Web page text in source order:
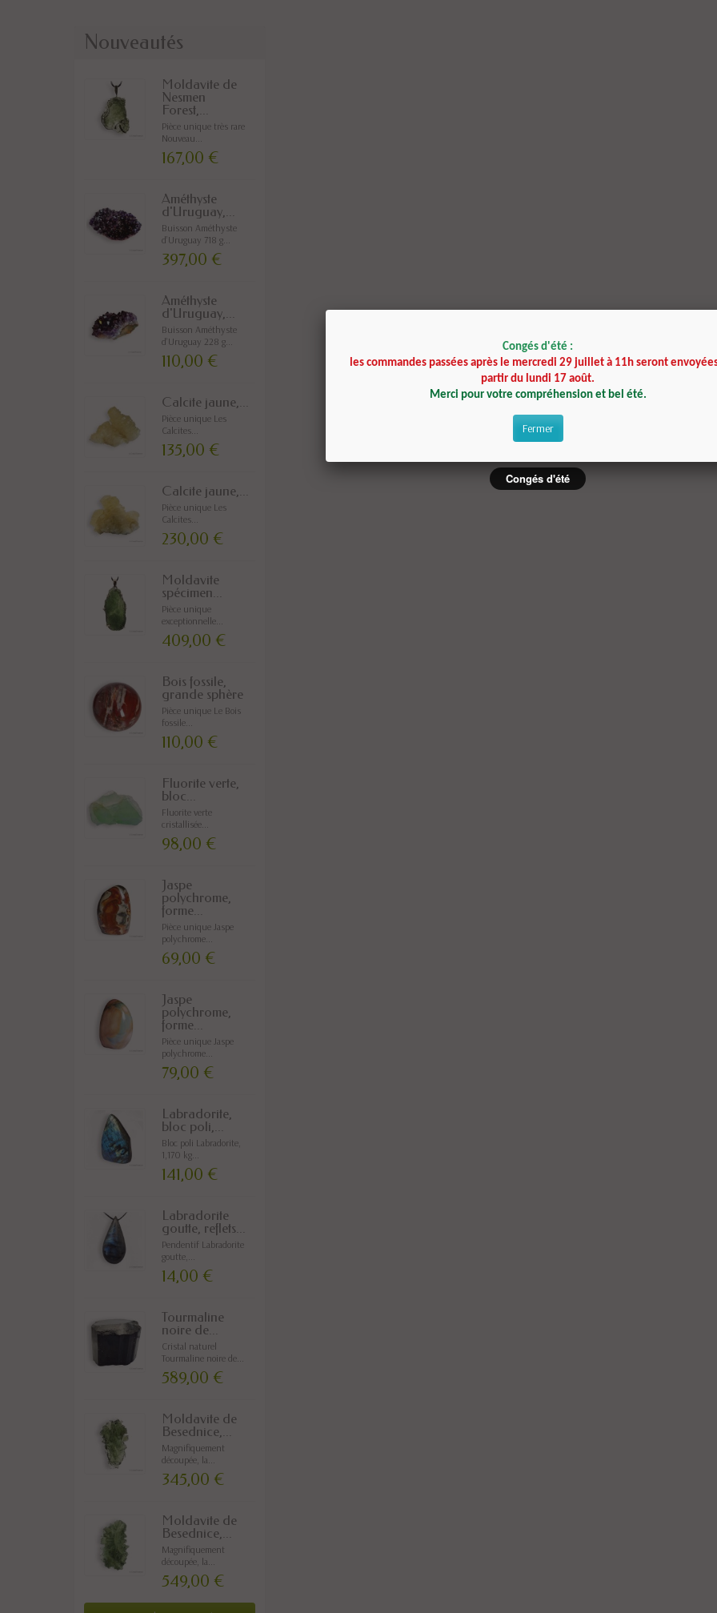
Nouveautés
Moldavite de
Nesmen
Forest,...
Pièce unique très rare
Nouveau...
167,00 €
Améthyste
d'Uruguay,...
Buisson Améthyste
d’Uruguay 718 g...
397,00 €
Améthyste
d'Uruguay,...
Buisson Améthyste
d’Uruguay 228 g...
110,00 €
Calcite jaune,...
Pièce unique Les
Calcites...
135,00 €
Calcite jaune,...
Pièce unique Les
Calcites...
230,00 €
Moldavite
spécimen...
Pièce unique
exceptionnelle...
409,00 €
Bois fossile,
grande sphère
Pièce unique Le Bois
fossile...
110,00 €
Fluorite verte,
bloc...
Fluorite verte
cristallisée...
98,00 €
Jaspe
polychrome,
forme...
Pièce unique Jaspe
polychrome...
69,00 €
Jaspe
polychrome,
forme...
Pièce unique Jaspe
polychrome...
79,00 €
Labradorite,
bloc poli,...
Bloc poli Labradorite,
1,170 kg...
141,00 €
Labradorite
goutte, reflets...
Pendentif Labradorite
goutte,...
14,00 €
Tourmaline
noire de...
Cristal naturel
Tourmaline noire de...
589,00 €
Moldavite de
Besednice,...
Magnifiquement
découpée, la...
345,00 €
Moldavite de
Besednice,...
Magnifiquement
découpée, la...
549,00 €
Congés d'été :
les commandes passées après le mercredi 29 juillet à 11h seront
partir du lundi 17 août.
Merci pour votre compréhension et bel été.
Fermer
Congés d'été